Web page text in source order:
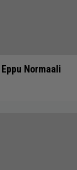
Normaali